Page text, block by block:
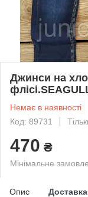
Джинси на
Немає в наявності
Код: 89731
470 ₴
Мінімальне
Опис Доставка